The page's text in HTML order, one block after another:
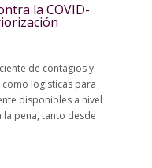
la COVID-
de contagios y
logísticas para
disponibles a nivel
la pena, tanto desde